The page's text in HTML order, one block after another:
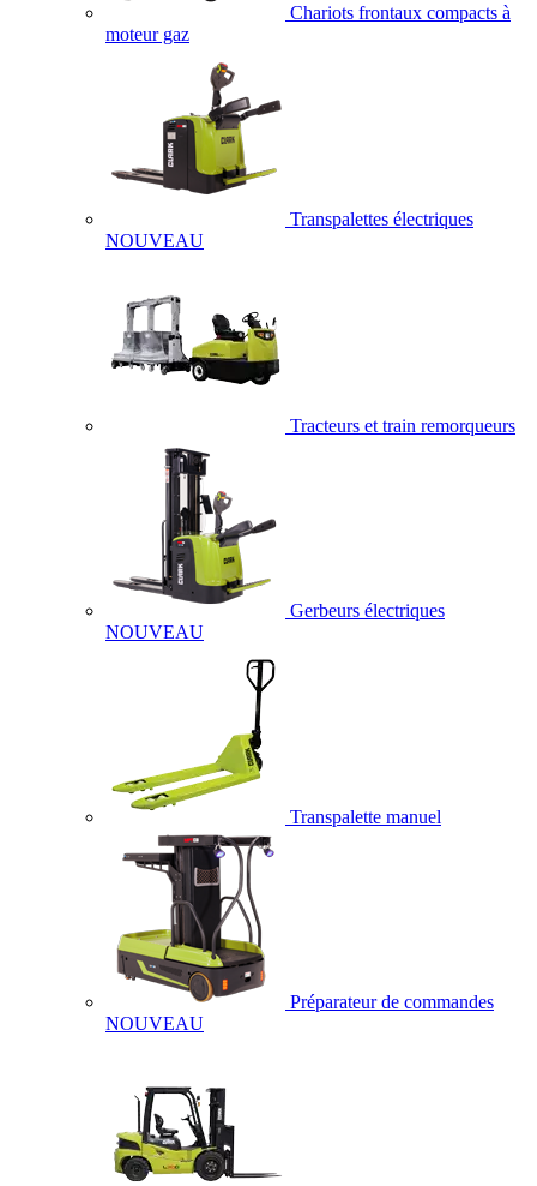
Chariots frontaux compacts à
moteur gaz
Transpalettes électriques
NOUVEAU
Tracteurs et train remorqueurs
Gerbeurs électriques
NOUVEAU
Transpalette manuel
Préparateur de commandes
NOUVEAU